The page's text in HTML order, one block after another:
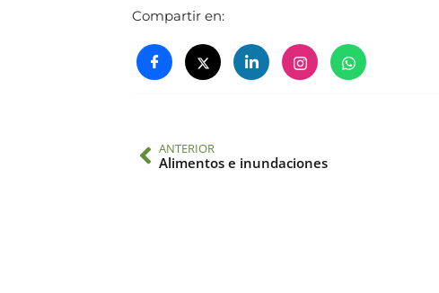
Compartir en:
ANTERIOR
Alimentos e inundaciones